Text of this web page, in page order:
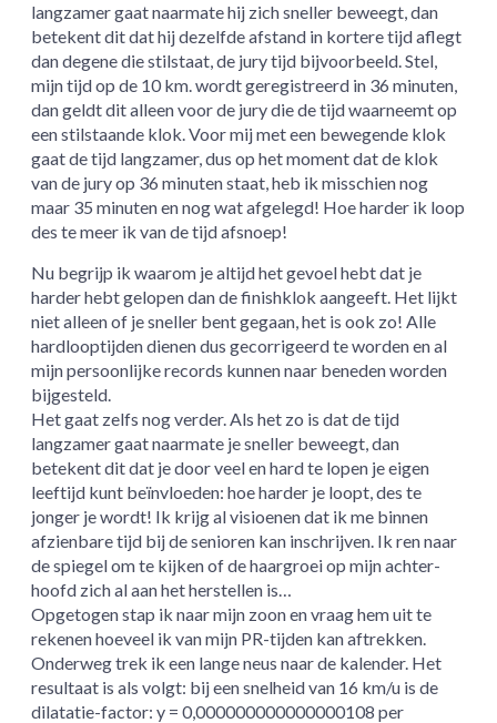
langzamer gaat naarmate hij zich sneller beweegt, dan
betekent dit dat hij dezelfde afstand in kortere tijd aflegt
dan degene die stilstaat, de jury tijd bijvoorbeeld. Stel,
mijn tijd op de 10 km. wordt geregistreerd in 36 minuten,
dan geldt dit alleen voor de jury die de tijd waarneemt op
een stilstaande klok. Voor mij met een bewegende klok
gaat de tijd langzamer, dus op het moment dat de klok
van de jury op 36 minuten staat, heb ik misschien nog
maar 35 minuten en nog wat afgelegd! Hoe harder ik loop
des te meer ik van de tijd afsnoep!
Nu begrijp ik waarom je altijd het gevoel hebt dat je
harder hebt gelopen dan de finishklok aangeeft. Het lijkt
niet alleen of je sneller bent gegaan, het is ook zo! Alle
hardlooptijden dienen dus gecorrigeerd te worden en al
mijn persoonlijke records kunnen naar beneden worden
bijgesteld.
Het gaat zelfs nog verder. Als het zo is dat de tijd
langzamer gaat naarmate je sneller beweegt, dan
betekent dit dat je door veel en hard te lopen je eigen
leeftijd kunt beïnvloeden: hoe harder je loopt, des te
jonger je wordt! Ik krijg al visioenen dat ik me binnen
afzienbare tijd bij de senioren kan inschrijven. Ik ren naar
de spiegel om te kijken of de haargroei op mijn achter-
hoofd zich al aan het herstellen is…
Opgetogen stap ik naar mijn zoon en vraag hem uit te
rekenen hoeveel ik van mijn PR-tijden kan aftrekken.
Onderweg trek ik een lange neus naar de kalender. Het
resultaat is als volgt: bij een snelheid van 16 km/u is de
dilatatie-factor: y = 0,000000000000000108 per